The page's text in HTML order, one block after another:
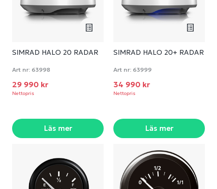
SIMRAD HALO 20 RADAR
Art nr: 63998
29 990 kr
Nettopris
Läs mer
SIMRAD HALO 20+ RADAR
Art nr: 63999
34 990 kr
Nettopris
Läs mer